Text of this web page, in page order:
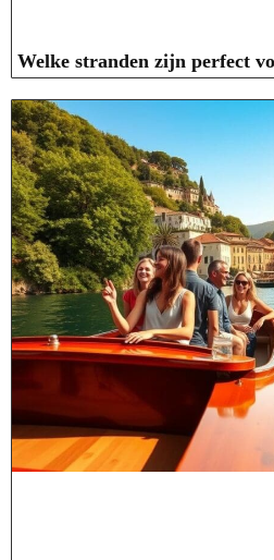
Welke stranden zijn perfect